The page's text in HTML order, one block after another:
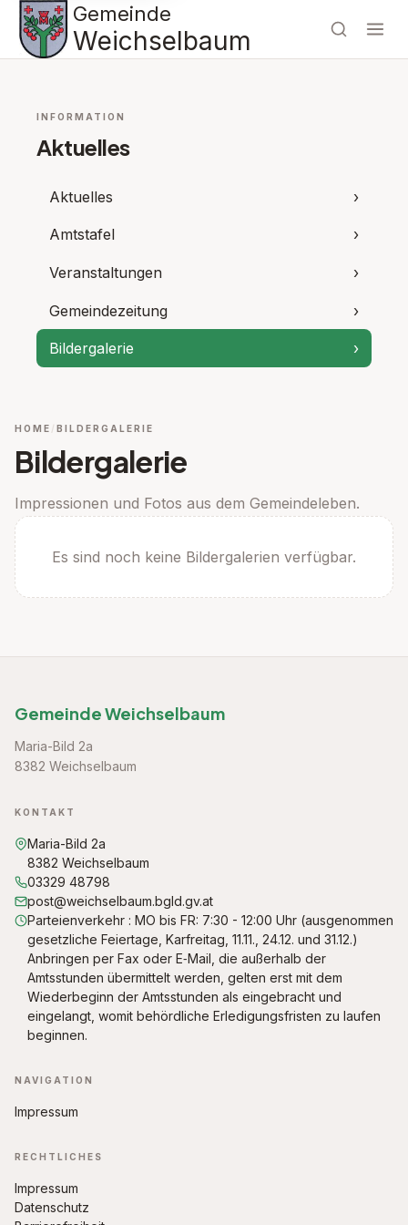
Gemeinde
Weichselbaum
INFORMATION
Aktuelles
Aktuelles ›
Amtstafel ›
Veranstaltungen ›
Gemeindezeitung ›
Bildergalerie ›
HOME BILDERGALERIE
Bildergalerie
Impressionen und Fotos aus dem Gemeindeleben.
Es sind noch keine Bildergalerien verfügbar.
Gemeinde Weichselbaum
Maria-Bild 2a
8382 Weichselbaum
KONTAKT
Maria-Bild 2a
8382 Weichselbaum
03329 48798
post@weichselbaum.bgld.gv.at
Parteienverkehr : MO bis FR: 7:30 - 12:00 Uhr (ausgenommen
gesetzliche Feiertage, Karfreitag, 11.11., 24.12. und 31.12.)
Anbringen per Fax oder E‑Mail, die außerhalb der
Amtsstunden übermittelt werden, gelten erst mit dem
Wiederbeginn der Amtsstunden als eingebracht und
eingelangt, womit behördliche Erledigungsfristen zu laufen
beginnen.
NAVIGATION
Impressum
RECHTLICHES
Impressum
Datenschutz